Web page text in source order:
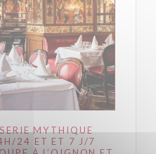
MYTHIQUE
24 ET ET 7 J/7